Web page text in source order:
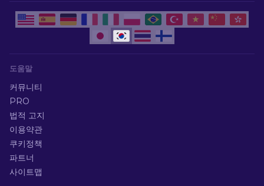
도움말
커뮤니티
PRO
법적 고지
이용약관
쿠키정책
파트너
사이트맵